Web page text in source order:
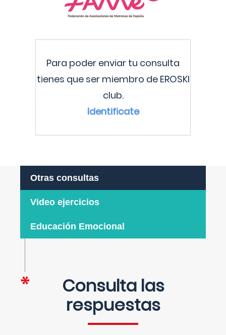
Para poder enviar tu consulta
tienes que ser miembro de EROSKI
club.
Identificate
Otras consultas
Video ejercicios
Educación Emocional
Consulta las
respuestas